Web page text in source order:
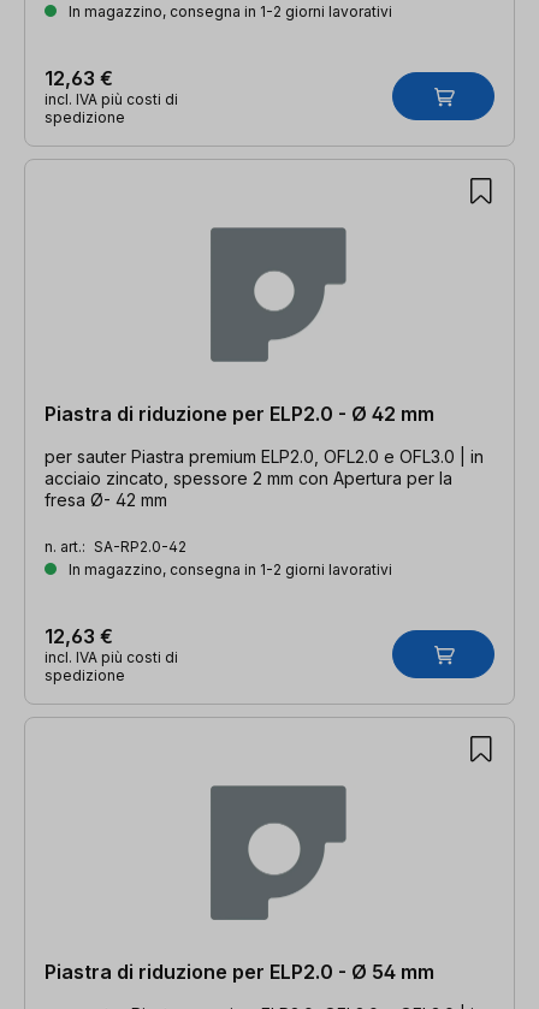
In magazzino, consegna in 1-2 giorni lavorativi
12,63 €
incl. IVA più costi di
spedizione
Piastra di riduzione per ELP2.0 - Ø 42 mm
per sauter Piastra premium ELP2.0, OFL2.0 e OFL3.0 | in
acciaio zincato, spessore 2 mm con Apertura per la
fresa Ø- 42 mm
n. art.: SA-RP2.0-42
In magazzino, consegna in 1-2 giorni lavorativi
12,63 €
incl. IVA più costi di
spedizione
Piastra di riduzione per ELP2.0 - Ø 54 mm